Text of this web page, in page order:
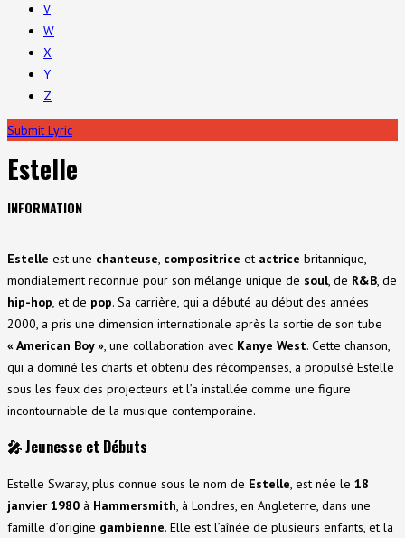
V
W
X
Y
Z
Submit Lyric
Estelle
INFORMATION
Estelle est une chanteuse, compositrice et actrice britannique,
mondialement reconnue pour son mélange unique de soul, de R&B, de
hip-hop, et de pop. Sa carrière, qui a débuté au début des années
2000, a pris une dimension internationale après la sortie de son tube
« American Boy », une collaboration avec Kanye West. Cette chanson,
qui a dominé les charts et obtenu des récompenses, a propulsé Estelle
sous les feux des projecteurs et l’a installée comme une figure
incontournable de la musique contemporaine.
🎤Jeunesse et Débuts
Estelle Swaray, plus connue sous le nom de Estelle, est née le 18
janvier 1980 à Hammersmith, à Londres, en Angleterre, dans une
famille d’origine gambienne. Elle est l’aînée de plusieurs enfants, et la